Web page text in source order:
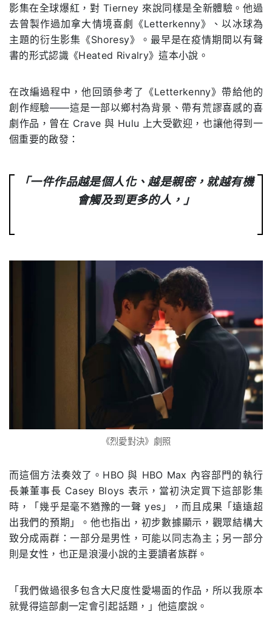
影集在全球爆紅，對 Tierney 來說同樣是全新體驗。他過
去曾製作過加拿大情境喜劇《Letterkenny》、以冰球為
主題的衍生影集《Shoresy》。最早是在疫情期間以有聲
書的形式認識《Heated Rivalry》這本小說。
在改編過程中，他回頭參考了《Letterkenny》帶給他的
創作經驗——這是一部以鄉村為背景、帶有荒謬喜感的喜
劇作品，曾在 Crave 與 Hulu 上大受歡迎，也讓他得到一
個重要的啟發：
「一件作品越是個人化、越是親密，就越有機
會觸及到更多的人，」
《烈愛對決》劇照
而這個方法奏效了。HBO 與 HBO Max 內容部門的執行
長兼董事長 Casey Bloys 表示，當初決定買下這部影集
時，「幾乎是毫不猶豫的一聲 yes」，而且成果「遠遠超
出我們的預期」。他也指出，初步數據顯示，觀眾結構大
致分成兩群：一部分是男性，可能以同志為主；另一部分
則是女性，也正是浪漫小說的主要讀者族群。
「我們做過很多包含大尺度性愛場面的作品，所以我原本
就覺得這部劇一定會引起話題，」他這麼說。